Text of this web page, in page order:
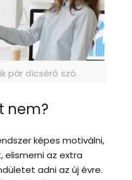
pár dícsérő szó.
nem?
képes motiválni,
az extra
adni az új évre.